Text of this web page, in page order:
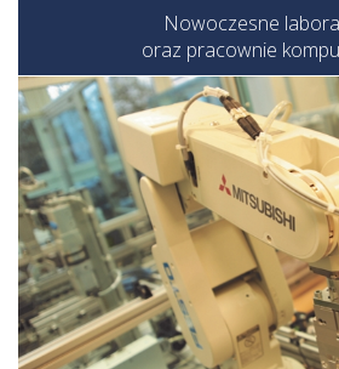
Nowoczesne
oraz pracownie